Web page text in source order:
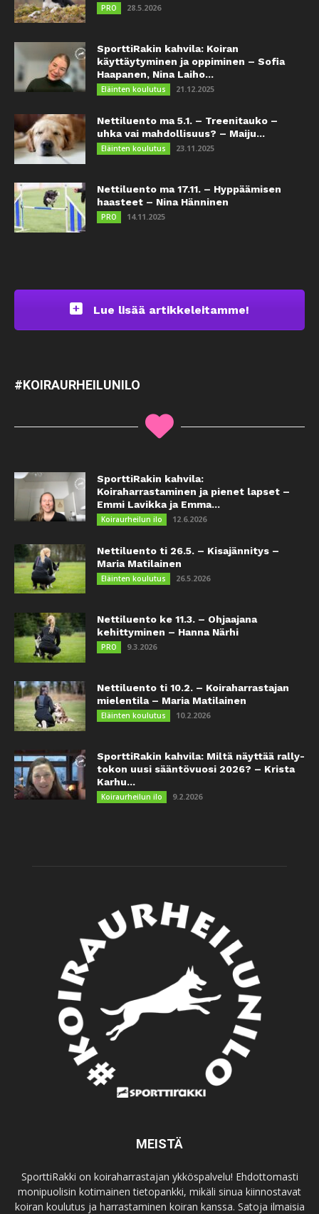
PRO 28.5.2026
SporttiRakin kahvila: Koiran
käyttäytyminen ja oppiminen – Sofia
Haapanen, Nina Laiho...
Eläinten koulutus 21.12.2025
Nettiluento ma 5.1. – Treenitauko –
uhka vai mahdollisuus? – Maiju...
Eläinten koulutus 23.11.2025
Nettiluento ma 17.11. – Hyppäämisen
haasteet – Nina Hänninen
PRO 14.11.2025
Lue lisää artikkeleitamme!
#KOIRAURHEILUNILO
SporttiRakin kahvila:
Koiraharrastaminen ja pienet lapset –
Emmi Lavikka ja Emma...
Koiraurheilun ilo 12.6.2026
Nettiluento ti 26.5. – Kisajännitys –
Maria Matilainen
Eläinten koulutus 26.5.2026
Nettiluento ke 11.3. – Ohjaajana
kehittyminen – Hanna Närhi
PRO 9.3.2026
Nettiluento ti 10.2. – Koiraharrastajan
mielentila – Maria Matilainen
Eläinten koulutus 10.2.2026
SporttiRakin kahvila: Miltä näyttää rally-
tokon uusi sääntövuosi 2026? – Krista
Karhu...
Koiraurheilun ilo 9.2.2026
MEISTÄ
SporttiRakki on koiraharrastajan ykköspalvelu! Ehdottomasti
monipuolisin kotimainen tietopankki, mikäli sinua kiinnostavat
koiran koulutus ja harrastaminen koiran kanssa. Satoja ilmaisia